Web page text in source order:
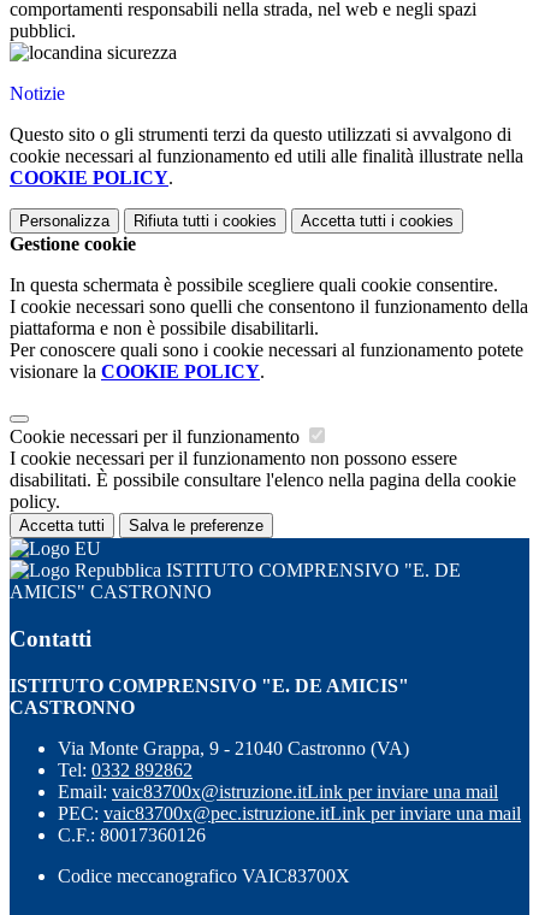
comportamenti responsabili nella strada, nel web e negli spazi
pubblici.
Notizie
Questo sito o gli strumenti terzi da questo utilizzati si avvalgono di
cookie necessari al funzionamento ed utili alle finalità illustrate nella
COOKIE POLICY.
Personalizza Rifiuta tutti i cookies Accetta tutti i cookies
Gestione cookie
In questa schermata è possibile scegliere quali cookie consentire.
I cookie necessari sono quelli che consentono il funzionamento della
piattaforma e non è possibile disabilitarli.
Per conoscere quali sono i cookie necessari al funzionamento potete
visionare la COOKIE POLICY.
Cookie necessari per il funzionamento
I cookie necessari per il funzionamento non possono essere
disabilitati. È possibile consultare l'elenco nella pagina della cookie
policy.
Accetta tutti Salva le preferenze
ISTITUTO COMPRENSIVO "E. DE
AMICIS" CASTRONNO
Contatti
ISTITUTO COMPRENSIVO "E. DE AMICIS"
CASTRONNO
Via Monte Grappa, 9 - 21040 Castronno (VA)
Tel: 0332 892862
Email: vaic83700x@istruzione.itLink per inviare una mail
PEC: vaic83700x@pec.istruzione.itLink per inviare una mail
C.F.: 80017360126
Codice meccanografico VAIC83700X